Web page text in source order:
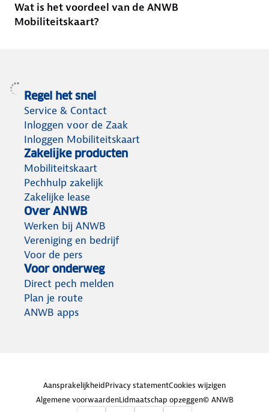
Wat is het voordeel van de ANWB
Mobiliteitskaart?
Regel het snel
Service & Contact
Inloggen voor de Zaak
Inloggen Mobiliteitskaart
Zakelijke producten
Mobiliteitskaart
Pechhulp zakelijk
Zakelijke lease
Over ANWB
Werken bij ANWB
Vereniging en bedrijf
Voor de pers
Voor onderweg
Direct pech melden
Plan je route
ANWB apps
AansprakelijkheidPrivacy statementCookies wijzigen
Algemene voorwaardenLidmaatschap opzeggen© ANWB